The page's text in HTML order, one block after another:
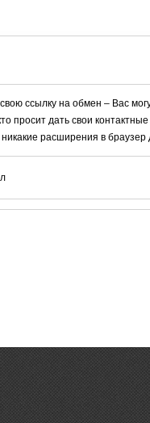
ссылку на обмен – Вас
просит дать свои
расширения в